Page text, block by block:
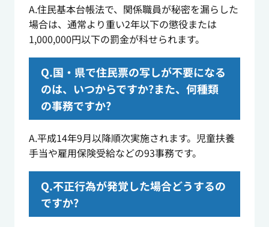
A.住民基本台帳法で、関係職員が秘密を漏らした
場合は、通常より重い2年以下の懲役または
1,000,000円以下の罰金が科せられます。
Q.国・県で住民票の写しが不要になる
のは、いつからですか?また、何種類
の事務ですか?
A.平成14年9月以降順次実施されます。児童扶養
手当や雇用保険受給などの93事務です。
Q.不正行為が発覚した場合どうするの
ですか?